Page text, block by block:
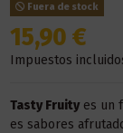
Fuera de stock
15,90 €
Impuestos
Tasty Fruityes un
es sabores